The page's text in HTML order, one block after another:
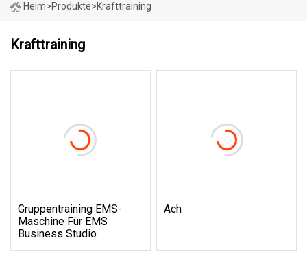
Heim>Produkte>Krafttraining
Krafttraining
Gruppentraining EMS-
Maschine Für EMS
Business Studio
Ach